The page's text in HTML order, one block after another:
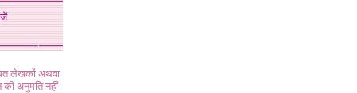
लेखकों अथवा
अनुमति नहीं